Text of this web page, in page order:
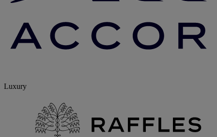
Luxury